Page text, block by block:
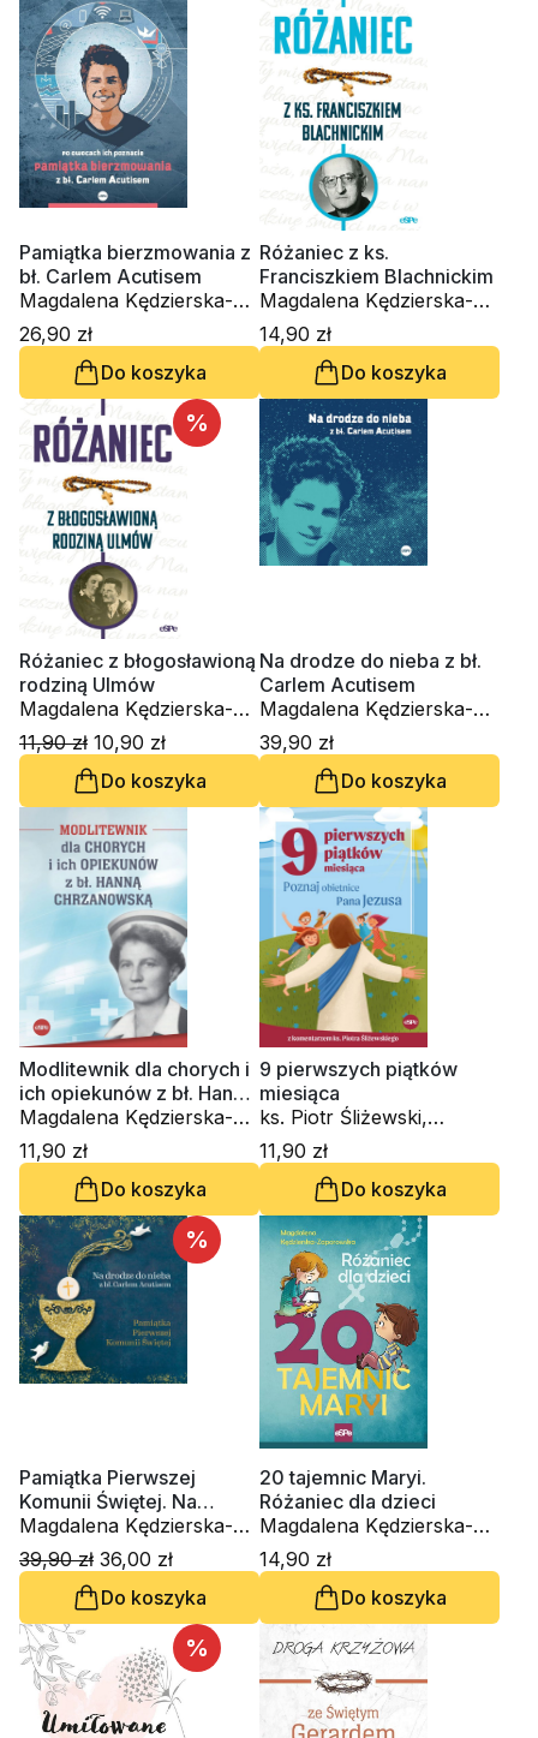
Pamiątka bierzmowania z
bł. Carlem Acutisem
Magdalena Kędzierska-
Zaporowska
26,90 zł
Do koszyka
Różaniec z ks.
Franciszkiem Blachnickim
Magdalena Kędzierska-
Zaporowska
14,90 zł
Do koszyka
%
Różaniec z błogosławioną
rodziną Ulmów
Magdalena Kędzierska-
Zaporowska
11,90 zł 10,90 zł
Do koszyka
Na drodze do nieba z bł.
Carlem Acutisem
Magdalena Kędzierska-
Zaporowska
39,90 zł
Do koszyka
Modlitewnik dla chorych i
ich opiekunów z bł. Hanną
Chrzanowską
Magdalena Kędzierska-
Zaporowska
11,90 zł
Do koszyka
9 pierwszych piątków
miesiąca
ks. Piotr Śliżewski,
Magdalena Kędzierska-
Zaporowska
11,90 zł
Do koszyka
%
Pamiątka Pierwszej
Komunii Świętej. Na
drodze do nieba z bł.
Carlem Acutisem
Magdalena Kędzierska-
Zaporowska
39,90 zł 36,00 zł
Do koszyka
20 tajemnic Maryi.
Różaniec dla dzieci
Magdalena Kędzierska-
Zaporowska
14,90 zł
Do koszyka
%